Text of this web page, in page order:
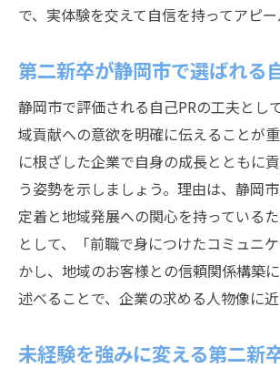
で、実体験を交えて自信を持ってアピー
第二新卒が静岡市で選ばれる
静岡市で評価される自己PRの工夫とし
域貢献への意欲を明確に伝えることが
に根ざした企業で自身の成長とともに
う姿勢を示しましょう。理由は、静岡
定着と地域発展への関心を持っている
として、「前職で身につけたコミュニ
かし、地域のお客様との信頼関係構築
述べることで、企業の求める人物像に近
未経験を強みに変える第二新